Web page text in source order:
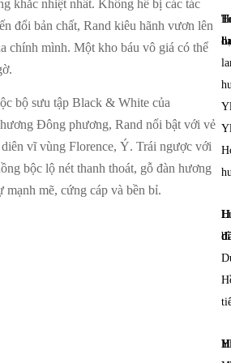
khắc nhiệt nhất. Không hề bị các tác
đổi bản chất, Rand kiêu hãnh vươn lên
chính mình. Một kho báu vô giá có thể
bộ sưu tập Black & White của
Đông phương, Rand nổi bật với vẻ
diên vĩ vùng Florence, Ý. Trái ngược với
bộc lộ nét thanh thoát, gỗ đàn hương
mạnh mẽ, cứng cáp và bền bỉ.
dạ